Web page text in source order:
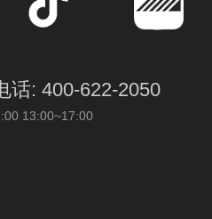
话: 400-622-2050
13:00~17:00